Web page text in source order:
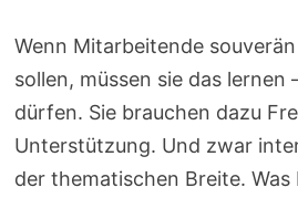
Wenn Mitarbeitende
sollen, müssen sie das lernen
dürfen. Sie brauchen dazu
Unterstützung. Und zwar
der thematischen Breite. Was